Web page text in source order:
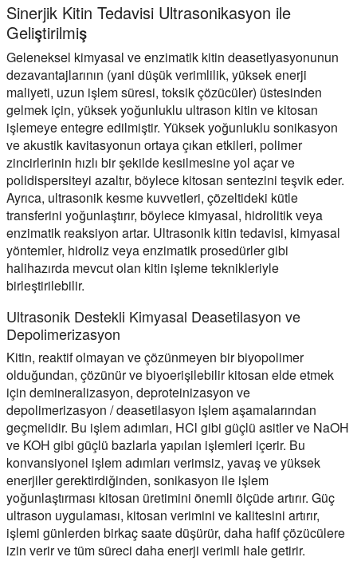
Sinerjik Kitin Tedavisi Ultrasonikasyon ile
Geliştirilmiş
Geleneksel kimyasal ve enzimatik kitin deasetlyasyonunun
dezavantajlarının (yani düşük verimlilik, yüksek enerji
maliyeti, uzun işlem süresi, toksik çözücüler) üstesinden
gelmek için, yüksek yoğunluklu ultrason kitin ve kitosan
işlemeye entegre edilmiştir. Yüksek yoğunluklu sonikasyon
ve akustik kavitasyonun ortaya çıkan etkileri, polimer
zincirlerinin hızlı bir şekilde kesilmesine yol açar ve
polidispersiteyi azaltır, böylece kitosan sentezini teşvik eder.
Ayrıca, ultrasonik kesme kuvvetleri, çözeltideki kütle
transferini yoğunlaştırır, böylece kimyasal, hidrolitik veya
enzimatik reaksiyon artar. Ultrasonik kitin tedavisi, kimyasal
yöntemler, hidroliz veya enzimatik prosedürler gibi
halihazırda mevcut olan kitin işleme teknikleriyle
birleştirilebilir.
Ultrasonik Destekli Kimyasal Deasetilasyon ve
Depolimerizasyon
Kitin, reaktif olmayan ve çözünmeyen bir biyopolimer
olduğundan, çözünür ve biyoerişilebilir kitosan elde etmek
için demineralizasyon, deproteinizasyon ve
depolimerizasyon / deasetilasyon işlem aşamalarından
geçmelidir. Bu işlem adımları, HCl gibi güçlü asitler ve NaOH
ve KOH gibi güçlü bazlarla yapılan işlemleri içerir. Bu
konvansiyonel işlem adımları verimsiz, yavaş ve yüksek
enerjiler gerektirdiğinden, sonikasyon ile işlem
yoğunlaştırması kitosan üretimini önemli ölçüde artırır. Güç
ultrason uygulaması, kitosan verimini ve kalitesini artırır,
işlemi günlerden birkaç saate düşürür, daha hafif çözücülere
izin verir ve tüm süreci daha enerji verimli hale getirir.